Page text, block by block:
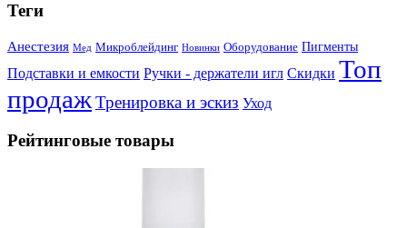
Теги
Анестезия Мед Микроблейдинг Новинки Оборудование Пигменты
Подставки и емкости Ручки - держатели игл Скидки Топ
продажТренировка и эскиз Уход
Рейтинговые товары